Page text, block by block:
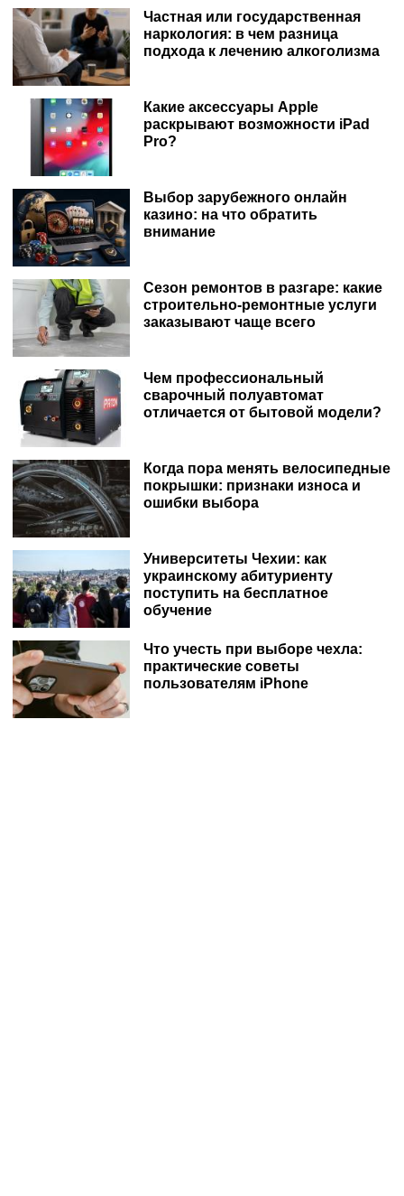
Частная или государственная
наркология: в чем разница
подхода к лечению алкоголизма
Какие аксессуары Apple
раскрывают возможности iPad
Pro?
Выбор зарубежного онлайн
казино: на что обратить
внимание
Сезон ремонтов в разгаре: какие
строительно-ремонтные услуги
заказывают чаще всего
Чем профессиональный
сварочный полуавтомат
отличается от бытовой модели?
Когда пора менять велосипедные
покрышки: признаки износа и
ошибки выбора
Университеты Чехии: как
украинскому абитуриенту
поступить на бесплатное
обучение
Что учесть при выборе чехла:
практические советы
пользователям iPhone